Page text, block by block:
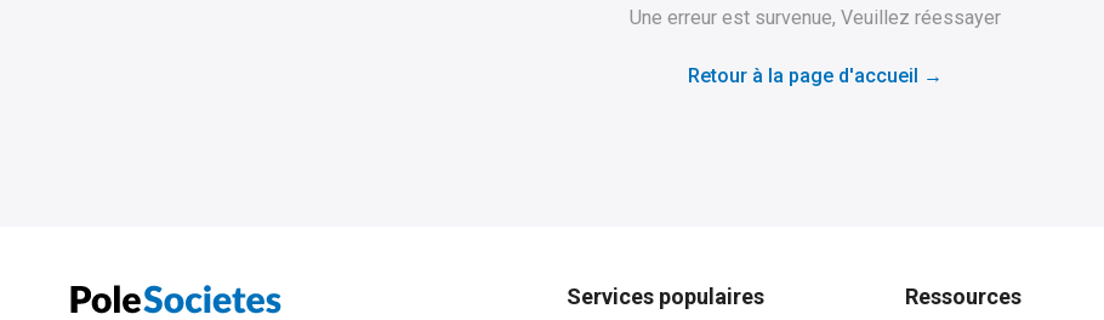
Une erreur est survenue, Veuillez réessayer
Retour à la page d'accueil →
Services populaires Ressources